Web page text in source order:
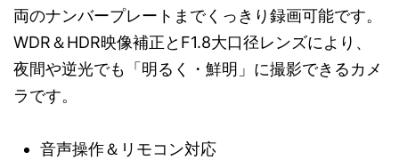
両のナンバープレートまでくっきり録画可能です。
WDR＆HDR映像補正とF1.8大口径レンズにより、
夜間や逆光でも「明るく・鮮明」に撮影できるカメ
ラです。
音声操作＆リモコン対応